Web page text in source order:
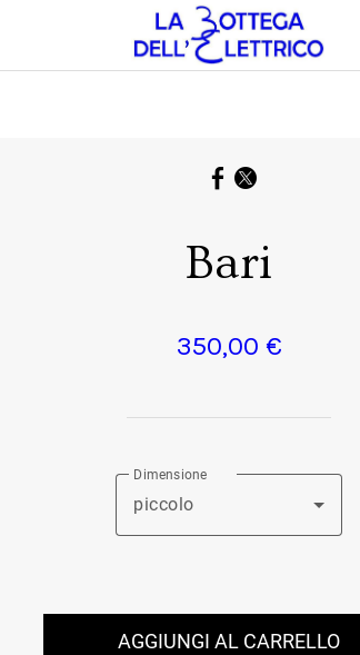
Bari
350,00 €
Dimensione
piccolo
AGGIUNGI AL CARRELLO